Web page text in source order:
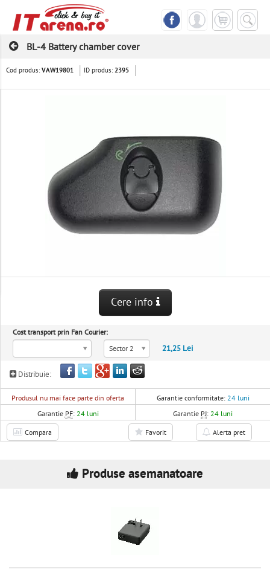
BL-4 Battery chamber cover
Cod produs:VAW19801 ID produs:2395
Cere info
Cost transport prin Fan Courier:
Sector 2
21,25 Lei
Distribuie:
Produsul nu mai face parte din oferta Garantie conformitate: 24 luni
Garantie PF: 24 luni Garantie PJ:24 luni
Compara Favorit Alerta pret
Produse asemanatoare